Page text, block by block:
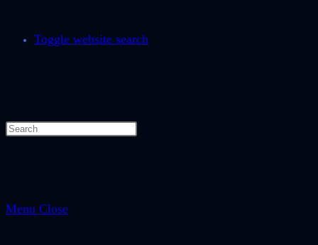
Toggle website search
Menu Close